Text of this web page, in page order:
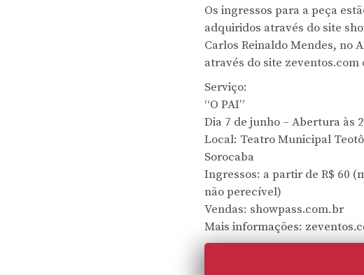
Os ingressos para a peça
adquiridos através do site
Carlos Reinaldo Mendes, no
através do site zeventos.com
Serviço:
“O PAI”
Dia 7 de junho – Abertura às
Local: Teatro Municipal
Sorocaba
Ingressos: a partir de R$ 60
não perecível)
Vendas: showpass.com.br
Mais informações: